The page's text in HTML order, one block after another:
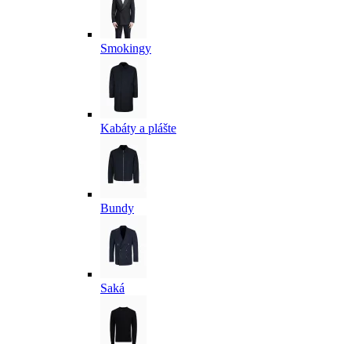
Smokingy
Kabáty a plášte
Bundy
Saká